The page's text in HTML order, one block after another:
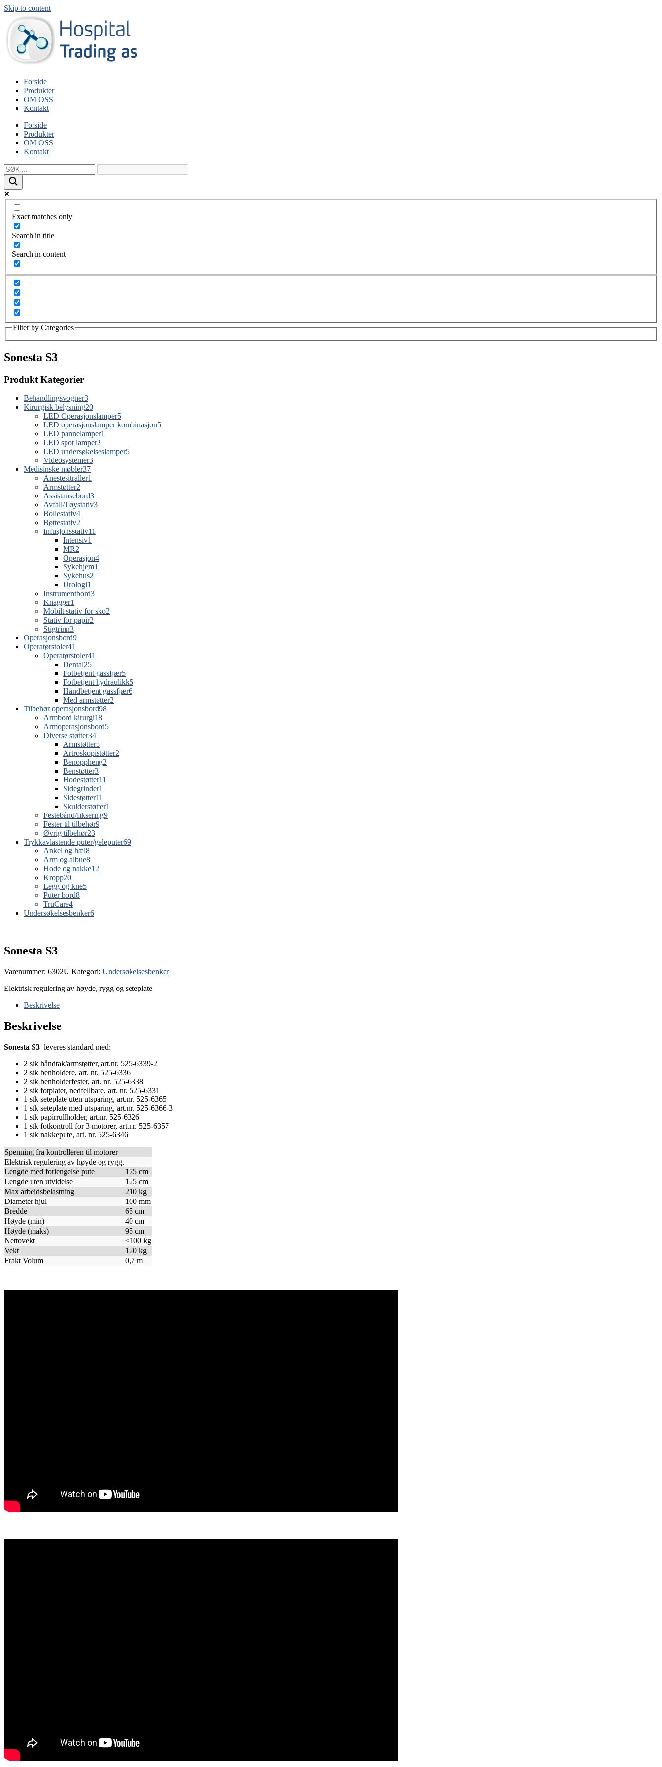
Skip to content
Forside
Produkter
OM OSS
Kontakt
Forside
Produkter
OM OSS
Kontakt
Exact matches only
Search in title
Search in content
Filter by Categories
Sonesta S3
Produkt Kategorier
Behandlingsvogner3
Kirurgisk belysning20
LED Operasjonslamper5
LED operasjonslamper kombinasjon5
LED pannelamper1
LED spot lamper2
LED undersøkelseslamper5
Videosystemer3
Medisinske møbler37
Anestesitraller1
Armstøtter2
Assistansebord3
Avfall/Tøystativ3
Bollestativ4
Bøttestativ2
Infusjonsstativ11
Intensiv1
MR2
Operasjon4
Sykehjem1
Sykehus2
Urologi1
Instrumentbord3
Knagger1
Mobilt stativ for sko2
Stativ for papir2
Stigtrinn3
Operasjonsbord9
Operatørstoler41
Operatørstoler41
Dental25
Fotbetjent gassfjær5
Fotbetjent hydraulikk5
Håndbetjent gassfjær6
Med armstøtter2
Tilbehør operasjonsbord98
Armbord kirurgi18
Armoperasjonsbord5
Diverse støtter34
Armstøtter3
Artroskopistøtter2
Benoppheng2
Benstøtter3
Hodestøtter11
Sidegrinder1
Sidestøtter11
Skulderstøtter1
Festebånd/fiksering9
Fester til tilbehør9
Øvrig tilbehør23
Trykkavlastende puter/geleputer69
Ankel og hæl8
Arm og albue8
Hode og nakke12
Kropp20
Legg og kne5
Puter bord8
TruCare4
Undersøkelsesbenker6
Sonesta S3
Varenummer: 6302U Kategori: Undersøkelsesbenker
Elektrisk regulering av høyde, rygg og seteplate
Beskrivelse
Beskrivelse
Sonesta S3 leveres standard med:
2 stk håndtak/armstøtter, art.nr. 525-6339-2
2 stk benholdere, art. nr. 525-6336
2 stk benholderfester, art. nr. 525-6338
2 stk fotplater, nedfellbare, art. nr. 525-6331
1 stk seteplate uten utsparing, art.nr. 525-6365
1 stk seteplate med utsparing, art.nr. 525-6366-3
1 stk papirrullholder, art.nr. 525-6326
1 stk fotkontroll for 3 motorer, art.nr. 525-6357
1 stk nakkepute, art. nr. 525-6346
Spenning fra kontrolleren til motorer
Elektrisk regulering av høyde og rygg.
Lengde med forlengelse pute
175 cm
Lengde uten utvidelse
125 cm
Max arbeidsbelastning
210 kg
Diameter hjul
100 mm
Bredde
65 cm
Høyde (min)
40 cm
Høyde (maks)
95 cm
Nettovekt
<100 kg
Vekt
120 kg
Frakt Volum
0,7 m